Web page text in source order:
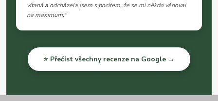
vítaná a odcházela jsem s pocitem, že se mi někdo věnoval
na maximum."
⭐ Přečíst všechny recenze na Google →